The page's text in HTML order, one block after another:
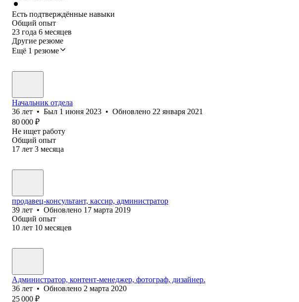
Есть подтверждённые навыки
Общий опыт
23 года 6 месяцев
Другие резюме
Ещё 1 резюме
Начальник отдела
36 лет • Был 1 июня 2023 • Обновлено 22 января 2021
80 000 ₽
Не ищет работу
Общий опыт
17 лет 3 месяца
продавец-консультант, кассир, администратор
39 лет • Обновлено 17 марта 2019
Общий опыт
10 лет 10 месяцев
Администратор, контент-менеджер, фотограф, дизайнер.
36 лет • Обновлено 2 марта 2020
25 000 ₽